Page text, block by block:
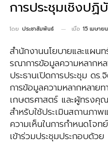
การประชุมเชิงป
โดย ประชาสัมพันธ์ เมื่อ 15 เมษาย
สำนักงานนโยบายและแผน
รณาการข้อมูลความหลาก
ประธานเปิดการประชุม ด
การข้อมูลความหลากหลา
เกษตรศาสตร์ และผู้ทรงคุ
สำหรับใช้ประเมินสถานภา
ความเห็นในการกำหนดโจ
เข้าร่วมประชุมประกอบด้ว